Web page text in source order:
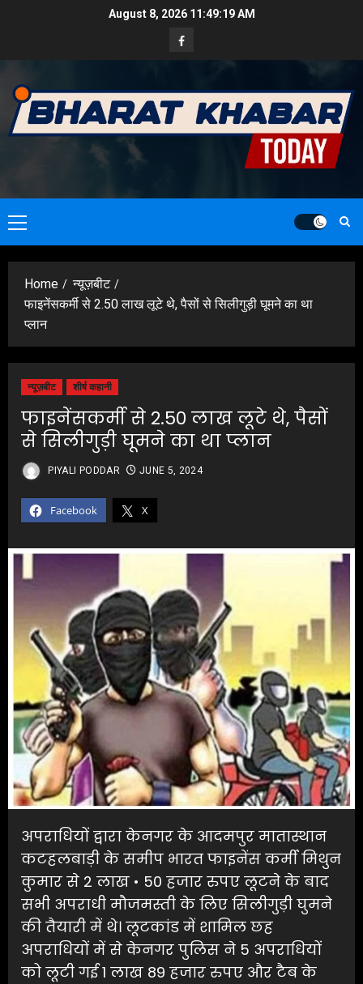
August 8, 2026 11:49:20 AM
Facebook
Primary
Menu
Home
न्यूज़बीट
फाइनेंसकर्मी से 2.50 लाख लूटे थे, पैसों से सिलीगुड़ी घूमने का था
प्लान
न्यूज़बीट शीर्ष कहानी
फाइनेंसकर्मी से 2.50 लाख लूटे थे, पैसों
से सिलीगुड़ी घूमने का था प्लान
Facebook X
PIYALI PODDAR JUNE 5, 2024
अपराधियों द्वारा केनगर के आदमपुर मातास्थान
कटहलबाड़ी के समीप भारत फाइनेंस कर्मी मिथुन
कुमार से 2 लाख • 50 हजार रुपए लूटने के बाद
सभी अपराधी मौजमस्ती के लिए सिलीगुड़ी घुमने
की तैयारी में थे। लूटकांड में शामिल छह
अपराधियों में से केनगर पुलिस ने 5 अपराधियों
को लूटी गई 1 लाख 89 हजार रुपए और टैब के